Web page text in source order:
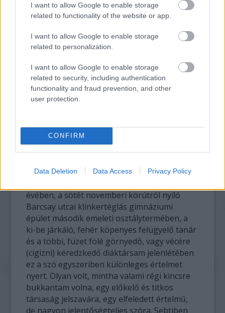
I want to allow Google to enable storage
related to functionality of the website or app.
I want to allow Google to enable storage
related to personalization.
I want to allow Google to enable storage
related to security, including authentication
functionality and fraud prevention, and other
user protection.
CONFIRM
Data Deletion Data Access Privacy Policy
meg kellett gyűrni-törni, hogy puhuljanak.
Verseket írtam, illetve nevezzük verseknek,
amiket írtam. Egyébként a puszta
megnevezés majdhogynem elegendő műfaji
És amint ott írogattam dohányszagú kék
iskolaköpenyemben, a sápadt lámpafénytől
és az egész napi iskolától álmosan a
ülve, kék tintáját eresztő golyóstollamból
egyszerre csak kiszaladt a kockás papírra a
szó: „Európa“…
Ott, abban a pillanatban, az
évében, a sötét novemberi körútról nyíló
Barcsay utcai klinkertéglás gimnáziumi
épület második emeleti osztálytermében, a
ki-be járkáló, fehér köpenyes felügyelő tanár
és a többi, füzet fölé görnyedő, vagy vécére
(cigizni) kéredzkedő diáktársam jelenlétében
ez a szó egyszeriben különleges értelmet
nyert. Olyan volt, mintha valami régi kincsre
bukkantam volna, egy előkelő és titkos
társaság jelszavára, egy elfeledett értelmű,
de nagyon jelentőségteljes szóra. Sebtiben